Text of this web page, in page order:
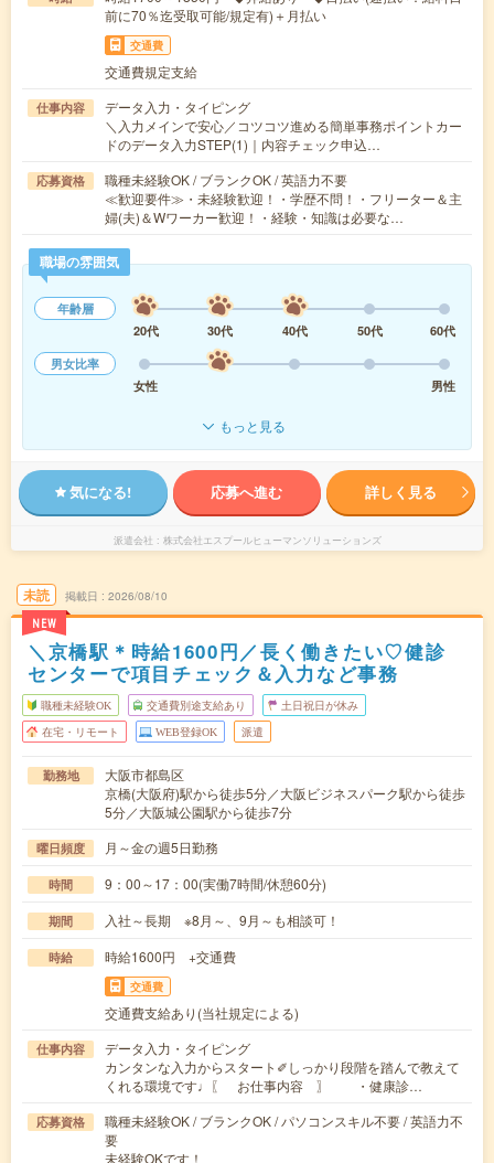
前に70％迄受取可能/規定有)＋月払い
交通費
交通費規定支給
仕事内容
データ入力・タイピング
＼入力メインで安心／コツコツ進める簡単事務ポイントカー
ドのデータ入力STEP(1)｜内容チェック申込…
応募資格
職種未経験OK / ブランクOK / 英語力不要
≪歓迎要件≫・未経験歓迎！・学歴不問！・フリーター＆主
婦(夫)＆Wワーカー歓迎！・経験・知識は必要な…
職場の雰囲気
年齢層
20代
30代 40代 50代
60代
男女比率
女性
男性
もっと見る
気になる! 応募へ進む 詳しく見る
派遣会社 株式会社エスプールヒューマンソリューションズ
未読
NEW
掲載日 2026/08/10
＼京橋駅＊時給1600円／長く働きたい♡健診
センターで項目チェック＆入力など事務
職種未経験OK 交通費別途支給あり 土日祝日が休み
在宅・リモート WEB登録OK 派遣
勤務地
大阪市都島区
京橋(大阪府)駅から徒歩5分／大阪ビジネスパーク駅から徒歩
5分／大阪城公園駅から徒歩7分
曜日頻度 月～金の週5日勤務
時間 9：00～17：00(実働7時間/休憩60分)
期間 入社～長期 ※8月～、9月～も相談可！
時給 時給1600円 +交通費
交通費
交通費支給あり(当社規定による)
仕事内容
データ入力・タイピング
カンタンな入力からスタート✐しっかり段階を踏んで教えて
くれる環境です♩〖 お仕事内容 〗 ・健康診…
応募資格
職種未経験OK / ブランクOK / パソコンスキル不要 / 英語力不
要
未経験OKです！